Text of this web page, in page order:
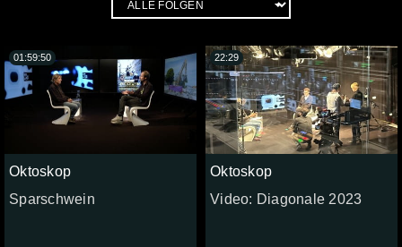
Oktoskop
Sparschwein
01:59:50
Oktoskop
Video: Diagonale 2023
22:29